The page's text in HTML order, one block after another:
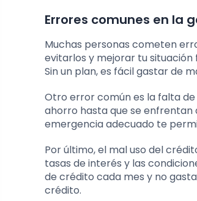
Errores comunes en la
Muchas personas cometen
evitarlos y mejorar tu situación
Sin un plan, es fácil gastar de
Otro error común es la falta
ahorro hasta que se enfrentan
emergencia adecuado te
Por último, el mal uso del
tasas de interés y las
de crédito cada mes y no
crédito.